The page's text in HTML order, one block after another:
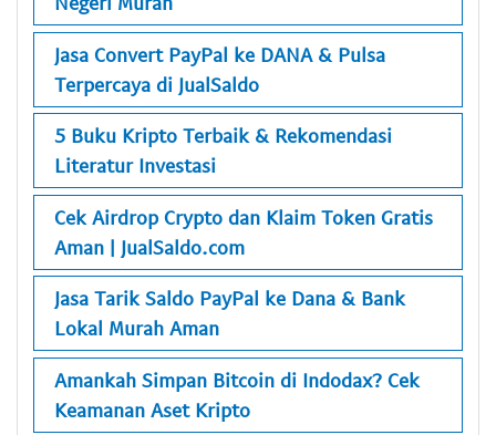
Jasa Convert PayPal ke DANA & Pulsa
Terpercaya di JualSaldo
5 Buku Kripto Terbaik & Rekomendasi
Literatur Investasi
Cek Airdrop Crypto dan Klaim Token Gratis
Aman | JualSaldo.com
Jasa Tarik Saldo PayPal ke Dana & Bank
Lokal Murah Aman
Amankah Simpan Bitcoin di Indodax? Cek
Keamanan Aset Kripto